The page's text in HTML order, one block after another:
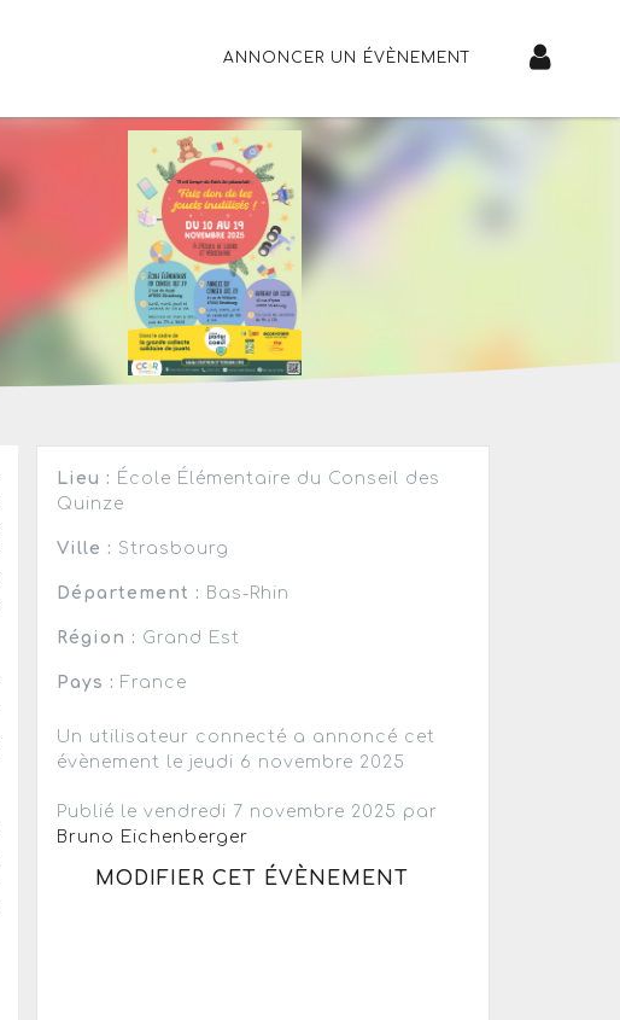
ANNONCER UN ÉVÈNEMENT
Lieu : École Élémentaire du Conseil des
Quinze
Ville : Strasbourg
Département : Bas-Rhin
Région : Grand Est
Pays : France
Un utilisateur connecté a annoncé cet
évènement le jeudi 6 novembre 2025
Publié le vendredi 7 novembre 2025 par
Bruno Eichenberger
MODIFIER CET ÉVÈNEMENT